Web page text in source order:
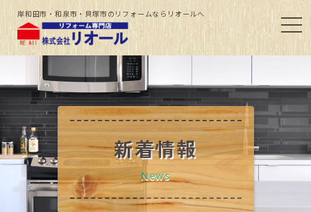
岸和田市・和泉市・貝塚市のリフォームならリオールへ
新着情報
News